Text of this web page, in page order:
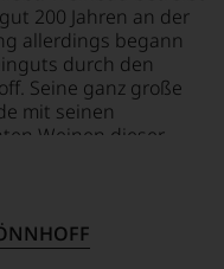
200 Jahren an der
allerdings begann
durch den
Seine ganz große
mit seinen
Weinen dieser
bekannt und